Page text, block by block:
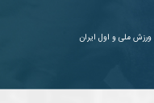
ورزش ملی و اول ایران